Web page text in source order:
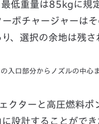
重量は85kgに規
ボチャージャーは
、選択の余地は残さ
入口部分からノズルの中心
ターと高圧燃料ポ
設計することができ